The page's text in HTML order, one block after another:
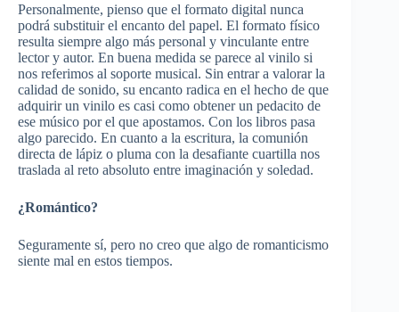
Personalmente, pienso que el formato digital nunca
podrá substituir el encanto del papel. El formato físico
resulta siempre algo más personal y vinculante entre
lector y autor. En buena medida se parece al vinilo si
nos referimos al soporte musical. Sin entrar a valorar la
calidad de sonido, su encanto radica en el hecho de que
adquirir un vinilo es casi como obtener un pedacito de
ese músico por el que apostamos. Con los libros pasa
algo parecido. En cuanto a la escritura, la comunión
directa de lápiz o pluma con la desafiante cuartilla nos
traslada al reto absoluto entre imaginación y soledad.
¿Romántico?
Seguramente sí, pero no creo que algo de romanticismo
siente mal en estos tiempos.